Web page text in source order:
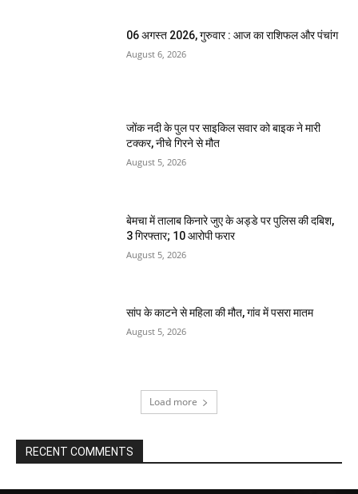
06 अगस्त 2026, गुरुवार : आज का राशिफल और पंचांग
August 6, 2026
जोंक नदी के पुल पर साइकिल सवार को बाइक ने मारी
टक्कर, नीचे गिरने से मौत
August 5, 2026
बेमचा में तालाब किनारे जुए के अड्डे पर पुलिस की दबिश,
3 गिरफ्तार; 10 आरोपी फरार
August 5, 2026
सांप के काटने से महिला की मौत, गांव में पसरा मातम
August 5, 2026
Load more
RECENT COMMENTS